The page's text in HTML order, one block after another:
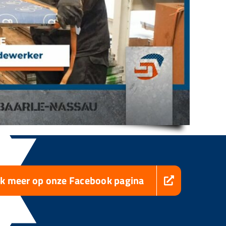
meer op onze Facebook pagina